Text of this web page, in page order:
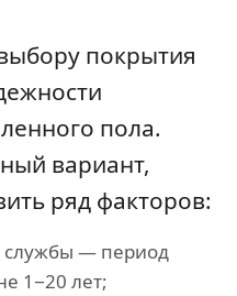
покрытия
пола.
вариант,
ряд факторов:
службы — период
1−20 лет;